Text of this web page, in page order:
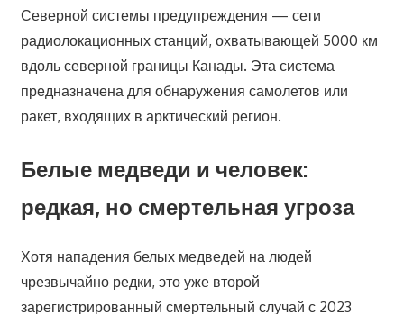
Северной системы предупреждения — сети
радиолокационных станций, охватывающей 5000 км
вдоль северной границы Канады. Эта система
предназначена для обнаружения самолетов или
ракет, входящих в арктический регион.
Белые медведи и человек:
редкая, но смертельная угроза
Хотя нападения белых медведей на людей
чрезвычайно редки, это уже второй
зарегистрированный смертельный случай с 2023